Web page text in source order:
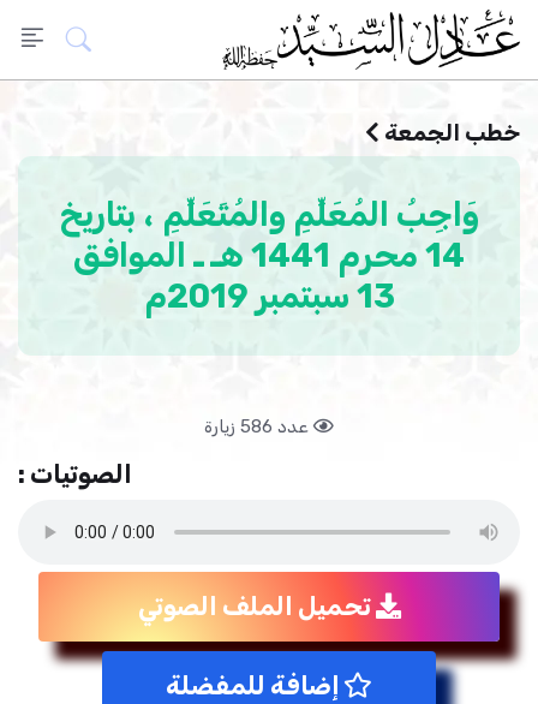
خطب الجمعة
وَاجِبُ المُعَلِّمِ والمُتَعَلِّمِ ، بتاريخ
14 محرم 1441 هـ ـ الموافق
13 سبتمبر 2019م
عدد 586 زيارة
الصوتيات :
تحميل الملف الصوتي
إضافة للمفضلة